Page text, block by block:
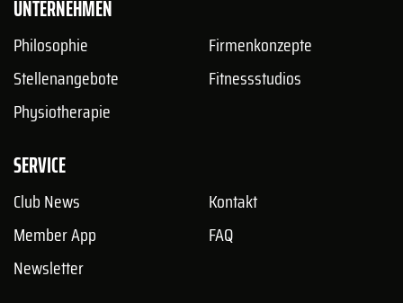
UNTERNEHMEN
Philosophie
Stellenangebote
Physiotherapie
Firmenkonzepte
Fitnessstudios
SERVICE
Club News
Member App
Newsletter
Kontakt
FAQ